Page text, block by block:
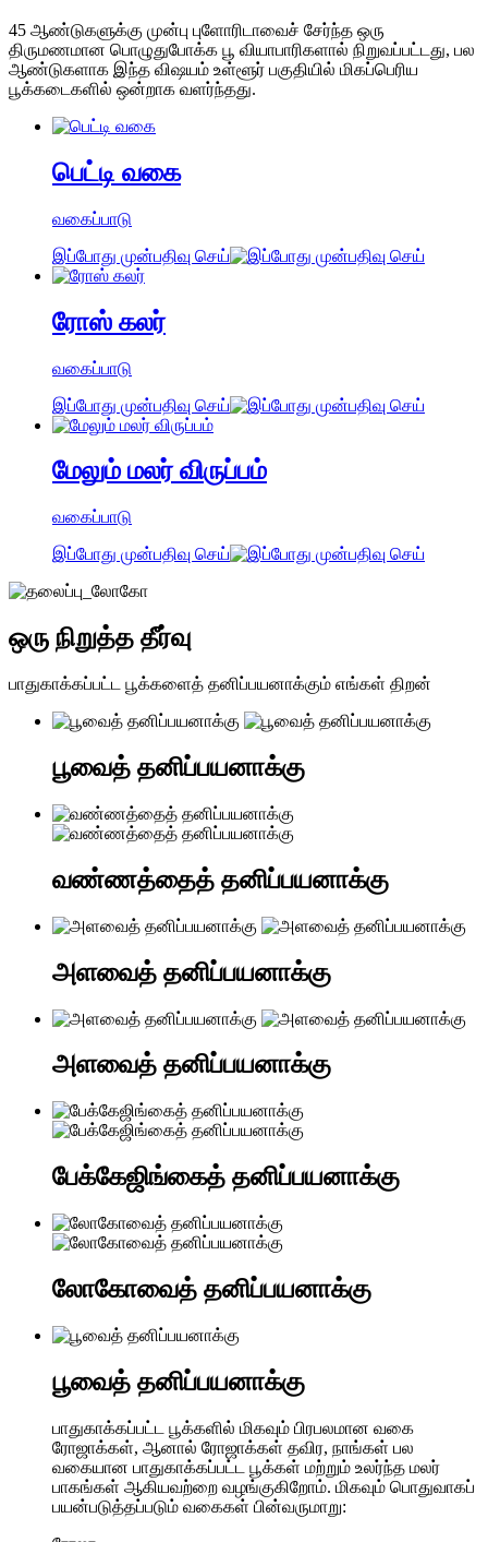
45 ஆண்டுகளுக்கு முன்பு புளோரிடாவைச் சேர்ந்த ஒரு
திருமணமான பொழுதுபோக்க பூ வியாபாரிகளால் நிறுவப்பட்டது, பல
ஆண்டுகளாக இந்த விஷயம் உள்ளூர் பகுதியில் மிகப்பெரிய
பூக்கடைகளில் ஒன்றாக வளர்ந்தது.
பெட்டி வகை
வகைப்பாடு
இப்போது முன்பதிவு செய்
ரோஸ் கலர்
வகைப்பாடு
இப்போது முன்பதிவு செய்
மேலும் மலர் விருப்பம்
வகைப்பாடு
இப்போது முன்பதிவு செய்
ஒரு நிறுத்த தீர்வு
பாதுகாக்கப்பட்ட பூக்களைத் தனிப்பயனாக்கும் எங்கள் திறன்
பூவைத் தனிப்பயனாக்கு
வண்ணத்தைத் தனிப்பயனாக்கு
அளவைத் தனிப்பயனாக்கு
அளவைத் தனிப்பயனாக்கு
பேக்கேஜிங்கைத் தனிப்பயனாக்கு
லோகோவைத் தனிப்பயனாக்கு
பூவைத் தனிப்பயனாக்கு
பாதுகாக்கப்பட்ட பூக்களில் மிகவும் பிரபலமான வகை
ரோஜாக்கள், ஆனால் ரோஜாக்கள் தவிர, நாங்கள் பல
வகையான பாதுகாக்கப்பட்ட பூக்கள் மற்றும் உலர்ந்த மலர்
பாகங்கள் ஆகியவற்றை வழங்குகிறோம். மிகவும் பொதுவாகப்
பயன்படுத்தப்படும் வகைகள் பின்வருமாறு: